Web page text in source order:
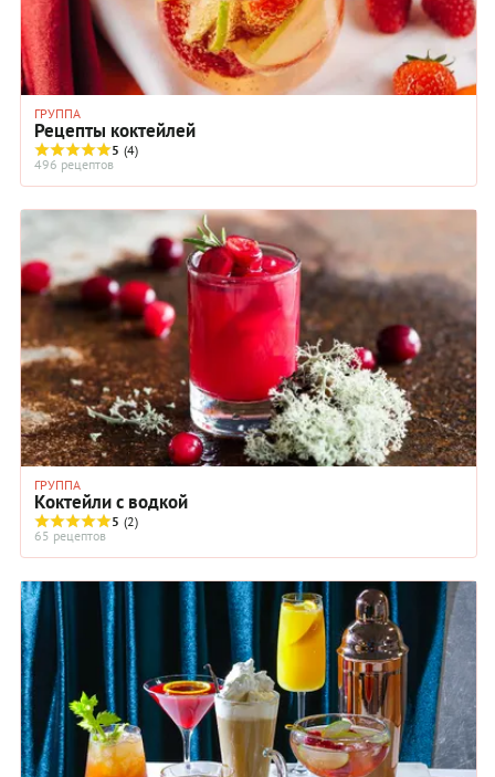
ГРУППА
Рецепты коктейлей
5 (4)
496 рецептов
ГРУППА
Коктейли с водкой
5 (2)
65 рецептов